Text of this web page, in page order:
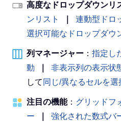
高度なドロップダウンリ
ンリスト
連動型ドロ
選択可能なドロップダウ
列マネージャー ： 指定し
動
非表示列の表示状
して 同じ/異なるセルを選
注目の機能： グリッドフ
ー
強化された数式バ